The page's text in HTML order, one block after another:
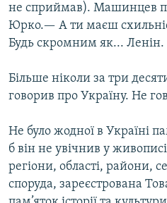
не сприймав). Машинцев
Юрко.— А ти маєш
Будь скромним як... Ленін.
Більше ніколи за три
говорив про Україну. Не
Не було жодної в Україні
б він не увічнив у
регіони, області, райони,
споруда, зареєстрована